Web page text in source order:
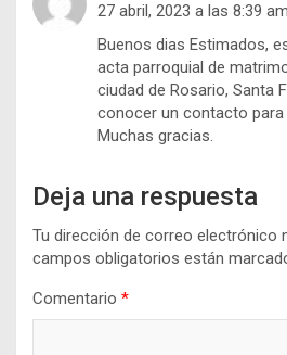
27 abril, 2023 a las 8:39 am
Buenos dias Estimados,
acta parroquial de
ciudad de Rosario, Santa
conocer un contacto para
Muchas gracias.
Deja una respuesta
Tu dirección de correo electrónico
campos obligatorios están
Comentario *